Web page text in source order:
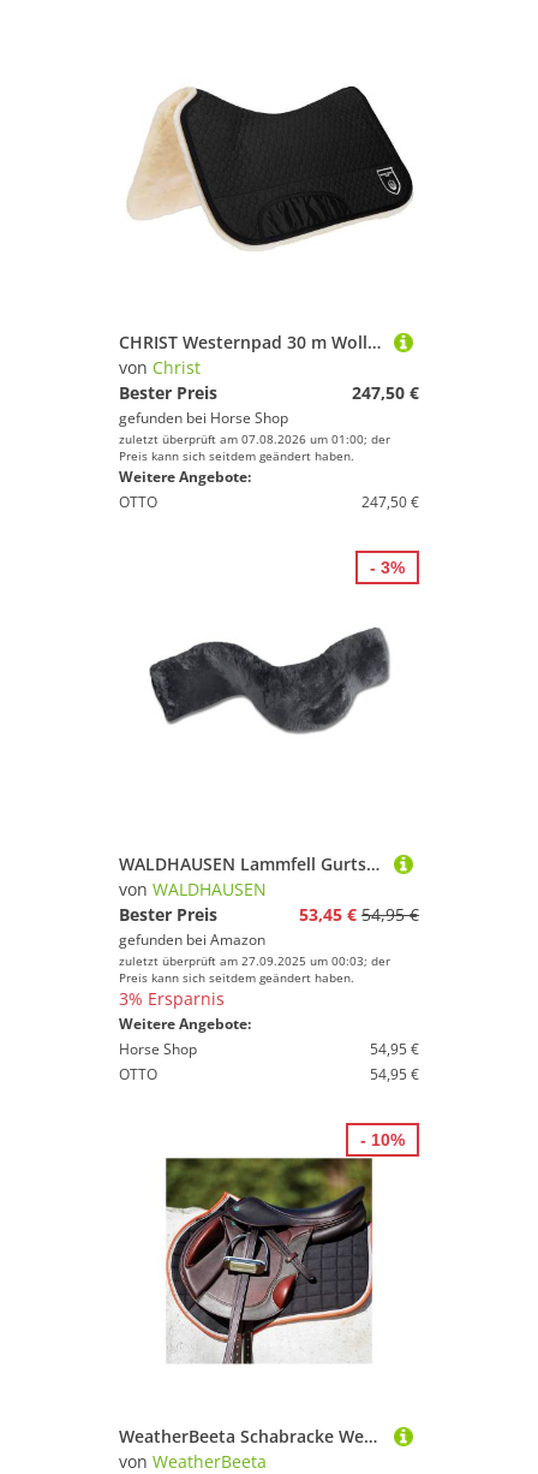
CHRIST Westernpad 30 m Wollhöhe
von Christ
Bester Preis
247,50 €
gefunden bei Horse Shop
zuletzt überprüft am 07.08.2026 um 01:00; der
Preis kann sich seitdem geändert haben.
Weitere Angebote:
OTTO
247,50 €
WALDHAUSEN Lammfell Gurtschoner
von WALDHAUSEN
Bester Preis
53,45 € 54,95 €
gefunden bei Amazon
zuletzt überprüft am 27.09.2025 um 00:03; der
Preis kann sich seitdem geändert haben.
3% Ersparnis
Weitere Angebote:
Horse Shop
54,95 €
OTTO
54,95 €
- 3%
WeatherBeeta Schabracke Weatherbeeta Therapy-Tec Schabracke Vielseitigkeit
von WeatherBeeta
- 10%